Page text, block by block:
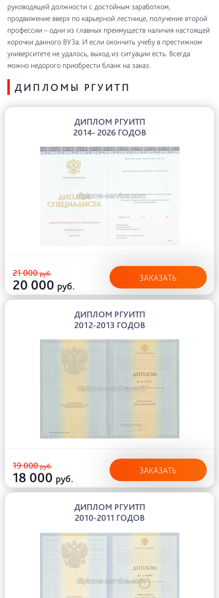
руководящей должности с достойным заработком,
продвижение вверх по карьерной лестнице, получение второй
профессии – одни из главных преимуществ наличия настоящей
корочки данного ВУЗа. И если окончить учебу в престижном
университете не удалось, выход из ситуации есть. Всегда
можно недорого приобрести бланк на заказ.
ДИПЛОМЫ РГУИТП
ДИПЛОМ РГУИТП
2014- 2026 ГОДОВ
21 000руб.
20 000 руб.
ЗАКАЗАТЬ
ДИПЛОМ РГУИТП
2012-2013 ГОДОВ
19 000руб.
18 000 руб.
ЗАКАЗАТЬ
ДИПЛОМ РГУИТП
2010-2011 ГОДОВ